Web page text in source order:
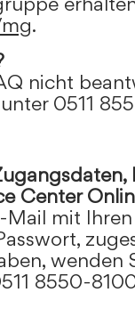
.
nicht
0511
Center
Mail mit
wenden
8550-